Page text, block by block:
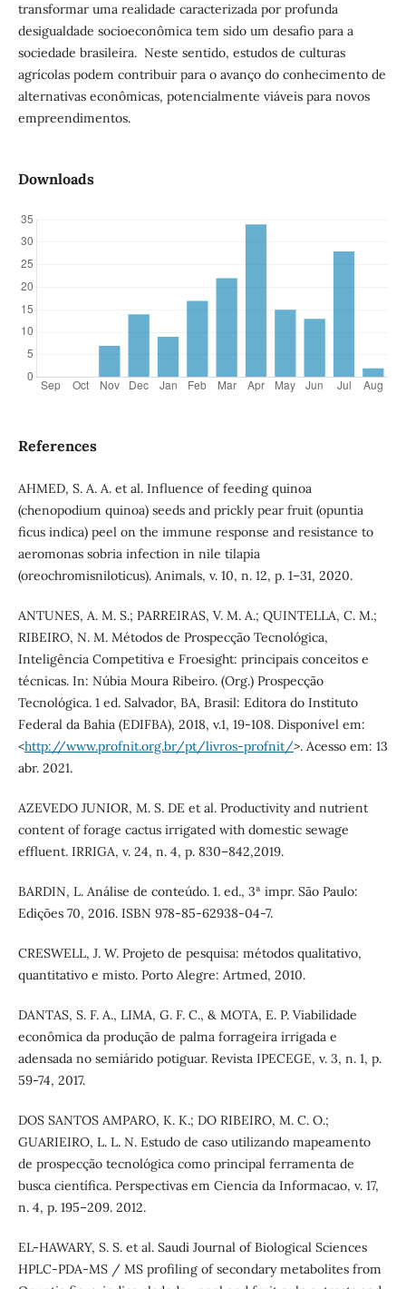
transformar uma realidade caracterizada por profunda
desigualdade socioeconômica tem sido um desafio para a
sociedade brasileira. Neste sentido, estudos de culturas
agrícolas podem contribuir para o avanço do conhecimento de
alternativas econômicas, potencialmente viáveis para novos
empreendimentos.
Downloads
References
AHMED, S. A. A. et al. Influence of feeding quinoa
(chenopodium quinoa) seeds and prickly pear fruit (opuntia
ficus indica) peel on the immune response and resistance to
aeromonas sobria infection in nile tilapia
(oreochromisniloticus). Animals, v. 10, n. 12, p. 1–31, 2020.
ANTUNES, A. M. S.; PARREIRAS, V. M. A.; QUINTELLA, C. M.;
RIBEIRO, N. M. Métodos de Prospecção Tecnológica,
Inteligência Competitiva e Froesight: principais conceitos e
técnicas. In: Núbia Moura Ribeiro. (Org.) Prospecção
Tecnológica. 1 ed. Salvador, BA, Brasil: Editora do Instituto
Federal da Bahia (EDIFBA), 2018, v.1, 19-108. Disponível em:
<http://www.profnit.org.br/pt/livros-profnit/>. Acesso em: 13
abr. 2021.
AZEVEDO JUNIOR, M. S. DE et al. Productivity and nutrient
content of forage cactus irrigated with domestic sewage
effluent. IRRIGA, v. 24, n. 4, p. 830–842,2019.
BARDIN, L. Análise de conteúdo. 1. ed., 3ª impr. São Paulo:
Edições 70, 2016. ISBN 978-85-62938-04-7.
CRESWELL, J. W. Projeto de pesquisa: métodos qualitativo,
quantitativo e misto. Porto Alegre: Artmed, 2010.
DANTAS, S. F. A., LIMA, G. F. C., & MOTA, E. P. Viabilidade
econômica da produção de palma forrageira irrigada e
adensada no semiárido potiguar. Revista IPECEGE, v. 3, n. 1, p.
59-74, 2017.
DOS SANTOS AMPARO, K. K.; DO RIBEIRO, M. C. O.;
GUARIEIRO, L. L. N. Estudo de caso utilizando mapeamento
de prospecção tecnológica como principal ferramenta de
busca científica. Perspectivas em Ciencia da Informacao, v. 17,
n. 4, p. 195–209. 2012.
EL-HAWARY, S. S. et al. Saudi Journal of Biological Sciences
HPLC-PDA-MS / MS profiling of secondary metabolites from